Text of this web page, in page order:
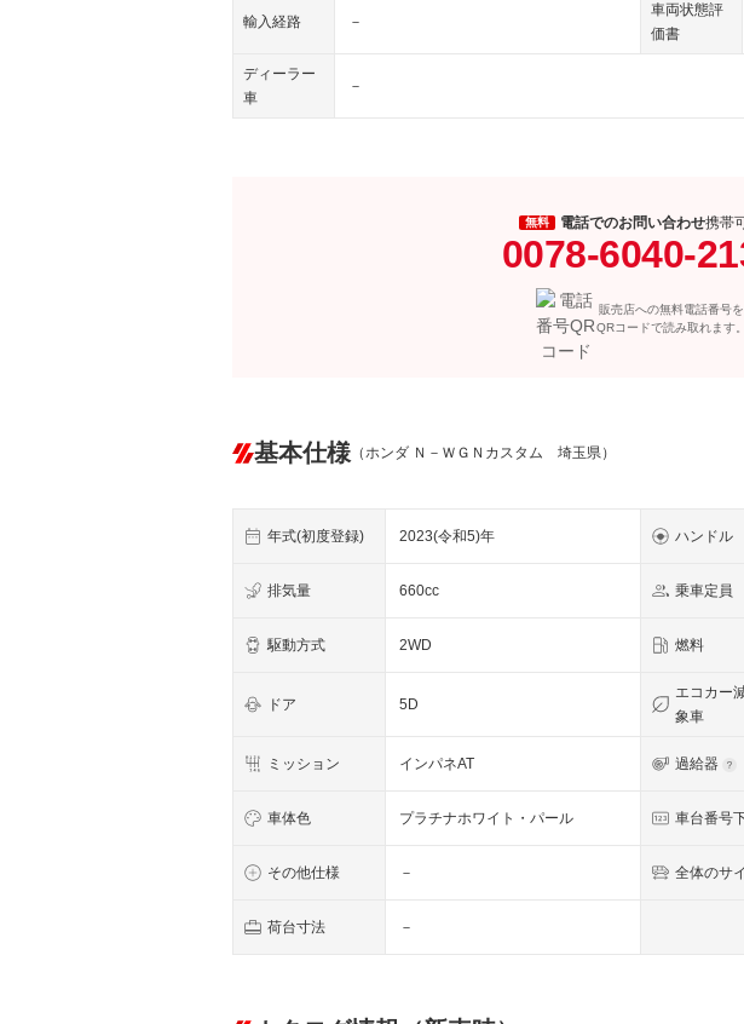
輸入経路 －
車両状態評
価書
ディーラー
車
－
無料 電話でのお問い合わせ携帯
0078-6040-
販売店への無料電話番号を
QRコードで読み取れます。
基本仕様 （ホンダ Ｎ－ＷＧＮカスタム 埼玉県）
年式(初度登録) 2023(令和5)年 ハンドル
排気量 660cc 乗車定員
駆動方式 2WD 燃料
ドア 5D
エコカー
象車
ミッション インパネAT 過給器
車体色 プラチナホワイト・パール 車台番号
その他仕様 － 全体のサ
荷台寸法 －